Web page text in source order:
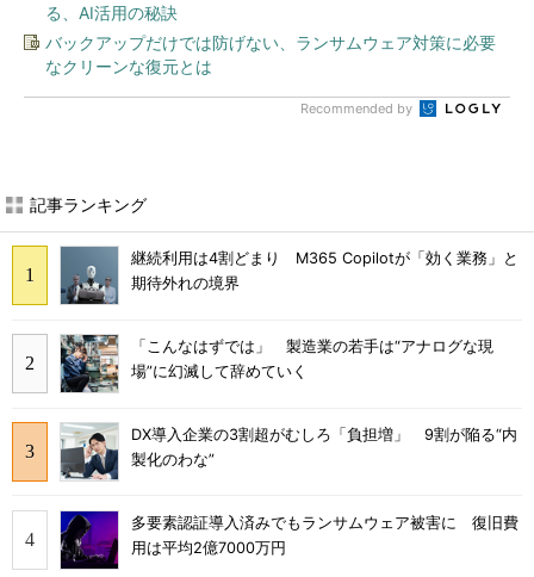
る、AI活用の秘訣
バックアップだけでは防げない、ランサムウェア対策に必要
なクリーンな復元とは
Recommended by
記事ランキング
継続利用は4割どまり M365 Copilotが「効く業務」と
期待外れの境界
「こんなはずでは」 製造業の若手は“アナログな現
場”に幻滅して辞めていく
DX導入企業の3割超がむしろ「負担増」 9割が陥る“内
製化のわな”
多要素認証導入済みでもランサムウェア被害に 復旧費
用は平均2億7000万円